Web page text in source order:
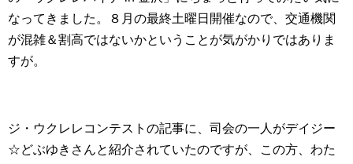
なってきました。８月の最終土曜日開催なので、交通機関
が混雑＆割高ではないかということが気がかりではありま
すが。
ジ・ウクレレコンテストの記事に、司会の一人がデイジー
☆どぶゆきさんと紹介されていたのですが、この方、わた